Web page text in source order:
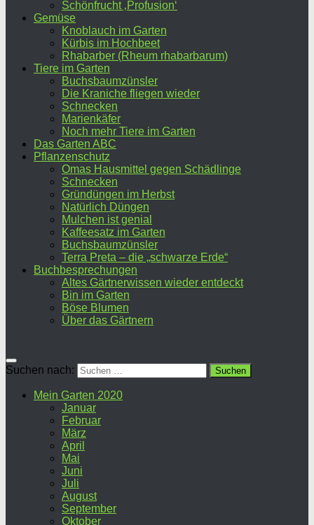
Schönfrucht ‚Profusion‘
Gemüse
Knoblauch im Garten
Kürbis im Hochbeet
Rhabarber (Rheum rhabarbarum)
Tiere im Garten
Buchsbaumzünsler
Die Kraniche fliegen wieder
Schnecken
Marienkäfer
Noch mehr Tiere im Garten
Das Garten ABC
Pflanzenschutz
Omas Hausmittel gegen Schädlinge
Schnecken
Gründüngen im Herbst
Natürlich Düngen
Mulchen ist genial
Kaffeesatz im Garten
Buchsbaumzünsler
Terra Preta – die „schwarze Erde“
Buchbesprechungen
Altes Gärtnerwissen wieder entdeckt
Bin im Garten
Böse Blumen
Über das Gärtnern
Suchen nach:
Mein Garten 2020
Januar
Februar
März
April
Mai
Juni
Juli
August
September
Oktober